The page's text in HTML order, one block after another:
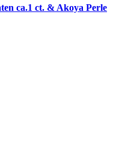
ca.1 ct. & Akoya Perle